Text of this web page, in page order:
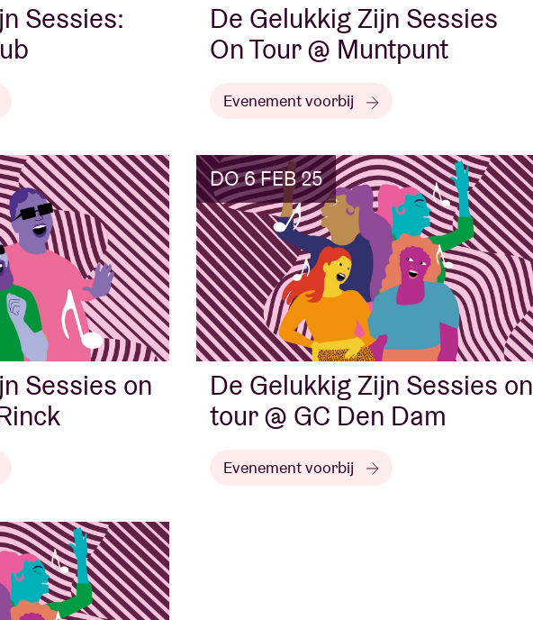
Sessies:
De Gelukkig Zijn Sessies
On Tour @ Muntpunt
Evenement voorbij
Sessies on
DO 6 FEB 25
De Gelukkig Zijn Sessies on
tour @ GC Den Dam
Evenement voorbij